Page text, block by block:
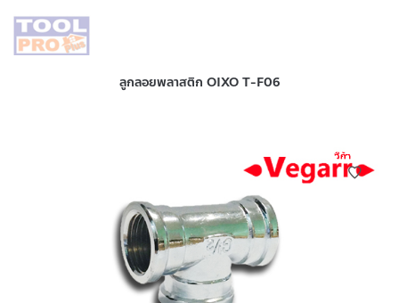
ลูกลอยพลาสติก OIXO T-F06